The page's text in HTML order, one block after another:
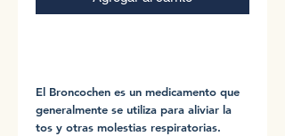
El Broncochen es un medicamento que
generalmente se utiliza para aliviar la
tos y otras molestias respiratorias.